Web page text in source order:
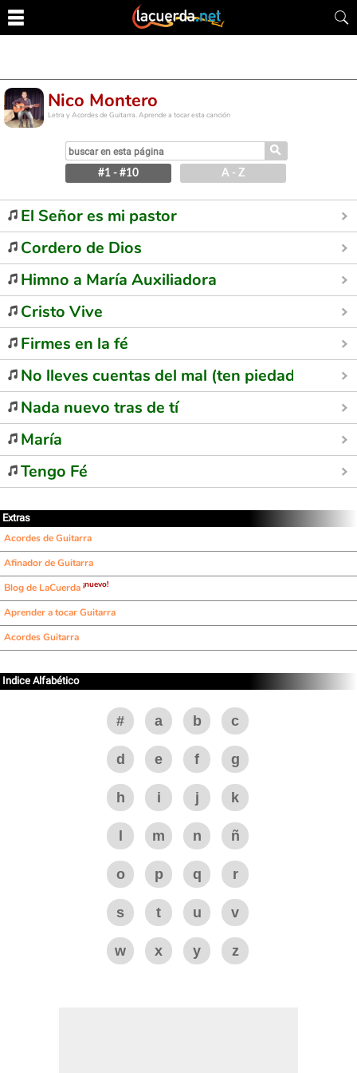
Nico Montero
Letra y Acordes de Guitarra. Aprende a tocar esta canción
⚲
#1 - #10 A - Z
El Señor es mi pastor
Cordero de Dios
Himno a María Auxiliadora
Cristo Vive
Firmes en la fé
No lleves cuentas del mal (ten piedad)
Nada nuevo tras de tí
María
Tengo Fé
Extras
Acordes de Guitarra
Afinador de Guitarra
Blog de LaCuerda ¡nuevo!
Aprender a tocar Guitarra
Acordes Guitarra
Indice Alfabético
# a b c
d e f g
h i j k
m n ñ
o p q r
s t u v
w x y z